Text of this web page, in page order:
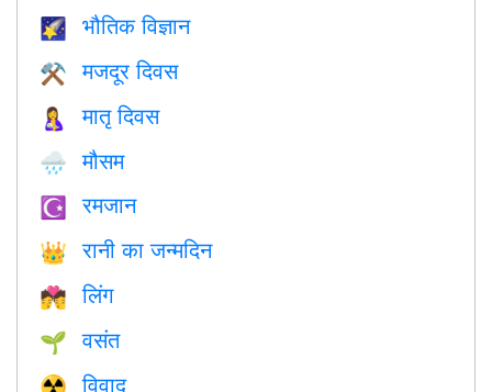
🌠 भौतिक विज्ञान
⚒️ मजदूर दिवस
🤱 मातृ दिवस
🌧 मौसम
☪️ रमजान
👑 रानी का जन्मदिन
💏 लिंग
🌱 वसंत
विवाद